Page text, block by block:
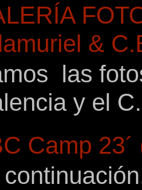
&
las
y el
Camp